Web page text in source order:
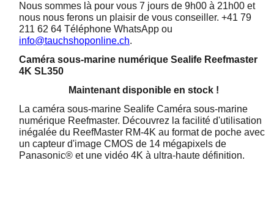
Nous sommes là pour vous 7 jours de 9h00 à 21h00 et
nous nous ferons un plaisir de vous conseiller. +41 79
211 62 64 Téléphone WhatsApp ou
info@tauchshoponline.ch.
Caméra sous-marine numérique Sealife Reefmaster
4K SL350
Maintenant disponible en stock !
La caméra sous-marine Sealife Caméra sous-marine
numérique Reefmaster. Découvrez la facilité d'utilisation
inégalée du ReefMaster RM-4K au format de poche avec
un capteur d'image CMOS de 14 mégapixels de
Panasonic® et une vidéo 4K à ultra-haute définition.